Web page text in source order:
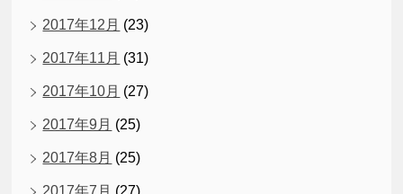
2017年12月 (23)
2017年11月 (31)
2017年10月 (27)
2017年9月 (25)
2017年8月 (25)
2017年7月 (27)